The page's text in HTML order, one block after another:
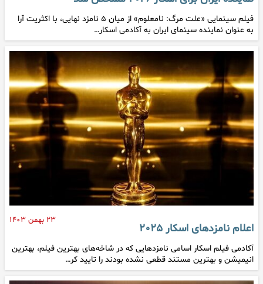
فیلم سینمایی «علت مرگ: نامعلوم» از میان ۵ نامزد نهایی، با اکثریت آرا
به عنوان نماینده سینمای ایران به آکادمی اسکار…
۲۳ بهمن ۱۴۰۳
اعلام نامزدهای اسکار ۲۰۲۵
آکادمی فیلم اسکار اسامی نامزدهایی که در شاخه‌های بهترین فیلم، بهترین
انیمیشن و بهترین مستند قطعی نشده بودند را تایید کر…